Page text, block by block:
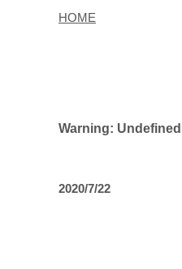
HOME
Warning:
2020/7/22